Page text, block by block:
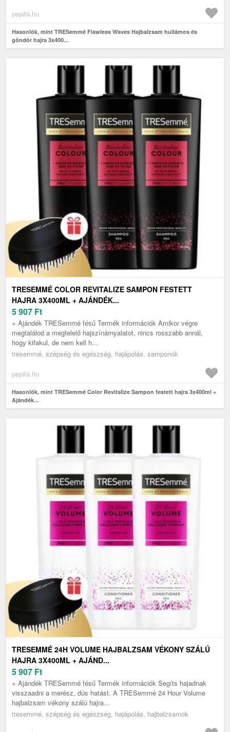
pepita.hu
Hasonlók, mint TRESemmé Flawless Waves Hajbalzsam hullámos és
göndör hajra 3x400...
TRESEMMÉ COLOR REVITALIZE SAMPON FESTETT
HAJRA 3X400ML + AJÁNDÉK...
5 907 Ft
+ Ajándék TRESemmé fésű Termék információk Amikor végre
megtalálod a megfelelő hajszínárnyalatot, nincs rosszabb annál,
hogy kifakul, de nem kell h...
tresemmé, szépség és egészség, hajápolás, samponok
pepita.hu
Hasonlók, mint TRESemmé Color Revitalize Sampon festett hajra 3x400ml +
Ajándék...
TRESEMMÉ 24H VOLUME HAJBALZSAM VÉKONY SZÁLÚ
HAJRA 3X400ML + AJÁND...
5 907 Ft
+ Ajándék TRESemmé fésű Termék információk Segíts hajadnak
visszaadni a merész, dús hatást. A TRESemmé 24 Hour Volume
hajbalzsam vékony szálú hajra...
tresemmé, szépség és egészség, hajápolás, hajbalzsamok